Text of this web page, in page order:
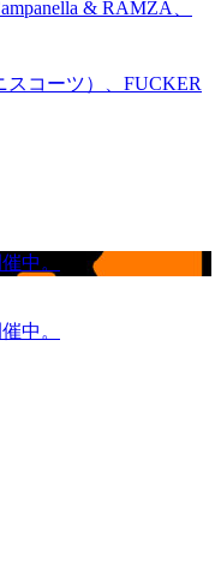
& RAMZA、
スコーツ）、FUCKER
中。
中。